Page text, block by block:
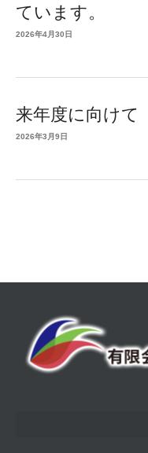
ています。
2026年4月30日
来年度に向けて
2026年3月9日